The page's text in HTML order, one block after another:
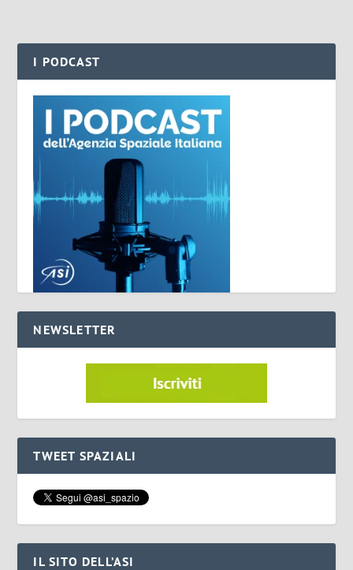
I PODCAST
NEWSLETTER
TWEET SPAZIALI
IL SITO DELL’ASI